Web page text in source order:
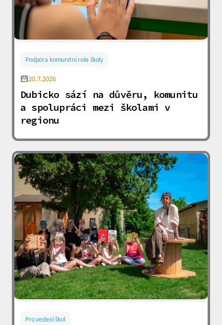
Podpora komunitní role školy
20.7.2026
Dubicko sází na důvěru, komunitu
a spolupráci mezi školami v
regionu
Pro vedení škol